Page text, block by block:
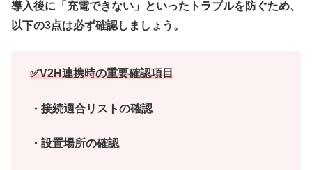
導入後に「充電できない」といったトラブルを防ぐため、
以下の3点は必ず確認しましょう。
✅V2H連携時の重要確認項目
・接続適合リストの確認
・設置場所の確認